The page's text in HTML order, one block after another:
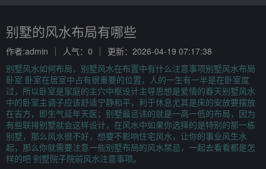
别墅的风水布局有哪些
作者:admin 人气：0
更新：2026-04-19 07:17:38
别墅风水如何布局，别墅风水在布置中有什么注意事项别墅风水布局
卧室 卧室在居室中占有很重要的位置，人的一生有一半是在卧室度
过，所以卧室是家庭的主穴中枢设计主导思想是爱情的春天别墅风水
中的卧室主调子应该舒适宁静和平，利于休息尤其是床的安放要摆放
在吉方，即生气延年天医；别墅最忌讳的就是一高一低的布局，因为
有些联排别墅就会这样设计，在风水中如果你选择的是特别的那一栋
别墅，那么风水很不好，想要不影响住宅风水，让你的事业风生水
起，那么你就需要注意一些别墅布局的风水禁忌，一起去看看都是怎
样的吧 别墅院子院前风水注意事项。